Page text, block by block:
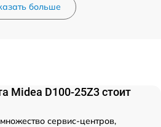
больше
Midea D100-25Z3 стоит
сервис-центров,